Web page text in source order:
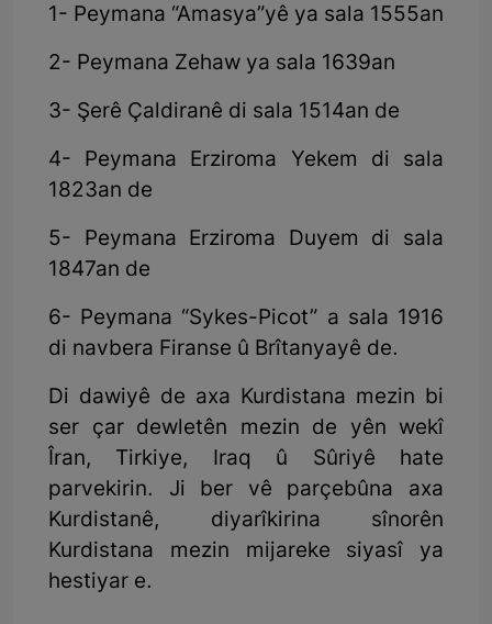
1- Peymana “Amasya”yê ya sala 1555an
2- Peymana Zehaw ya sala 1639an
3- Şerê Çaldiranê di sala 1514an de
4- Peymana Erziroma Yekem di sala
1823an de
5- Peymana Erziroma Duyem di sala
1847an de
6- Peymana “Sykes-Picot” a sala 1916
di navbera Firanse û Brîtanyayê de.
Di dawiyê de axa Kurdistana mezin bi
ser çar dewletên mezin de yên wekî
Îran, Tirkiye, Iraq û Sûriyê hate
parvekirin. Ji ber vê parçebûna axa
Kurdistanê, diyarîkirina sînorên
Kurdistana mezin mijareke siyasî ya
hestiyar e.